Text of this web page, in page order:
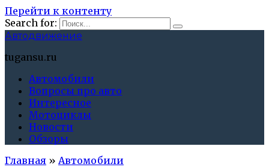
Перейти к контенту
Search for:
Автодвижение
tugansu.ru
Автомобили
Вопросы про авто
Интересное
Мотоциклы
Новости
Обзоры
Главная » Автомобили